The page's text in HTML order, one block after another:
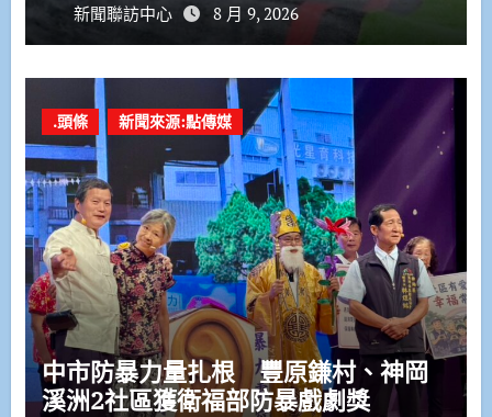
新聞聯訪中心 8 月 9, 2026
.頭條 新聞來源:點傳媒
中市防暴力量扎根 豐原鎌村、神岡
溪洲2社區獲衛福部防暴戲劇獎